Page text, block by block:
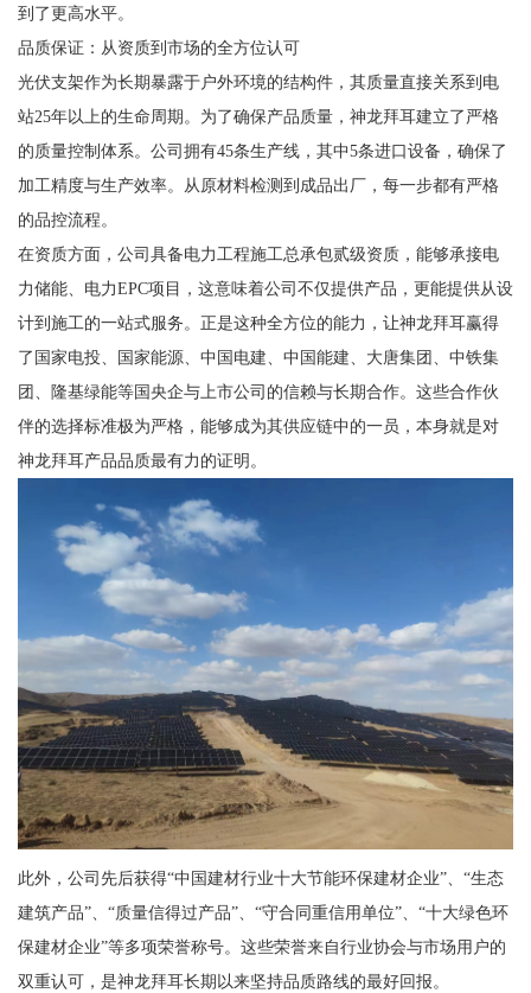
到了更高水平。
品质保证：从资质到市场的全方位认可
光伏支架作为长期暴露于户外环境的结构件，其质量直接关系到电
站25年以上的生命周期。为了确保产品质量，神龙拜耳建立了严格
的质量控制体系。公司拥有45条生产线，其中5条进口设备，确保了
加工精度与生产效率。从原材料检测到成品出厂，每一步都有严格
的品控流程。
在资质方面，公司具备电力工程施工总承包贰级资质，能够承接电
力储能、电力EPC项目，这意味着公司不仅提供产品，更能提供从设
计到施工的一站式服务。正是这种全方位的能力，让神龙拜耳赢得
了国家电投、国家能源、中国电建、中国能建、大唐集团、中铁集
团、隆基绿能等国央企与上市公司的信赖与长期合作。这些合作伙
伴的选择标准极为严格，能够成为其供应链中的一员，本身就是对
神龙拜耳产品品质最有力的证明。
此外，公司先后获得“中国建材行业十大节能环保建材企业”、“生态
建筑产品”、“质量信得过产品”、“守合同重信用单位”、“十大绿色环
保建材企业”等多项荣誉称号。这些荣誉来自行业协会与市场用户的
双重认可，是神龙拜耳长期以来坚持品质路线的最好回报。